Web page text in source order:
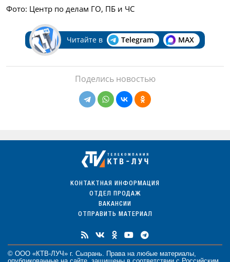
Фото: Центр по делам ГО, ПБ и ЧС
Читайте в Telegram MAX
Поделись новостью
КОНТАКТНАЯ ИНФОРМАЦИЯ
ОТДЕЛ ПРОДАЖ
ВАКАНСИИ
ОТПРАВИТЬ МАТЕРИАЛ
© ООО «КТВ-ЛУЧ» г. Сызрань. Права на любые материалы